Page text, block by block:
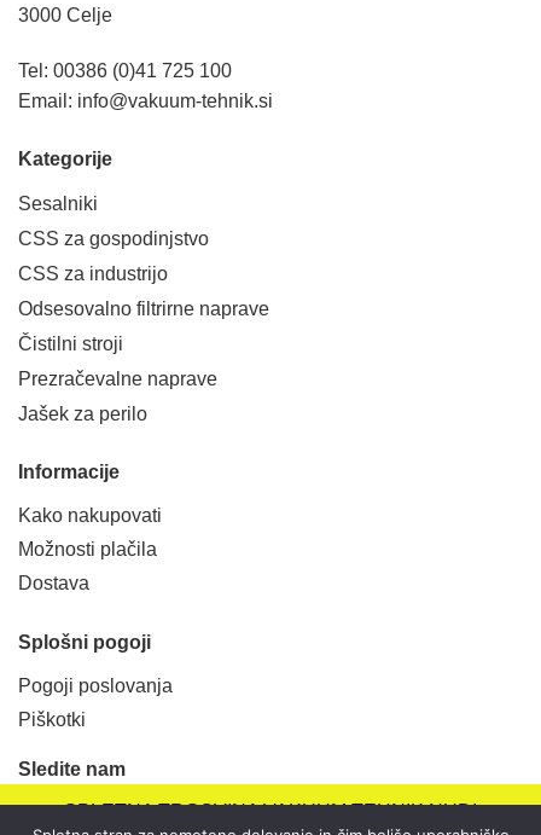
SPLETNA TRGOVINA VAKUUM TEHNIK NUDI
3000 Celje
Tel: 00386 (0)41 725 100
Email: info@vakuum-tehnik.si
Kategorije
Sesalniki
CSS za gospodinjstvo
CSS za industrijo
Odsesovalno filtrirne naprave
Čistilni stroji
Prezračevalne naprave
Jašek za perilo
Informacije
Kako nakupovati
Možnosti plačila
Dostava
Splošni pogoji
Pogoji poslovanja
Piškotki
Sledite nam